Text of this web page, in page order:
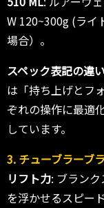
W 120~300g (ライ
場合）。
スペック表記の違い
は「持ち上げとフ
ぞれの操作に最適
しています。
3. チューブラーブ
リフト力: ブラン
を浮かせるスピー